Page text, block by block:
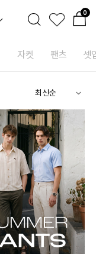
0
자켓 팬츠 셋